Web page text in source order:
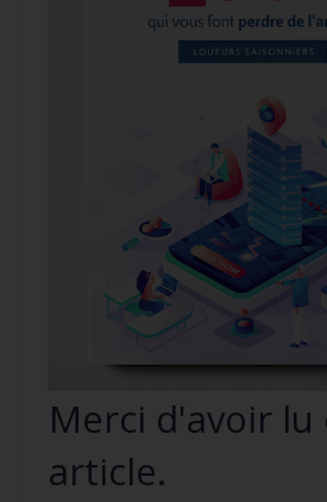
Merci d'avoir lu
article.